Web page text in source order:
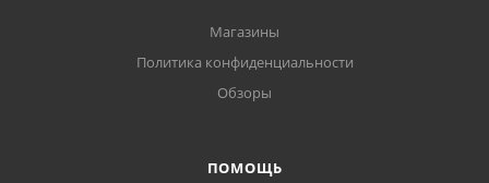
Магазины
Политика конфиденциальности
Обзоры
ПОМОЩЬ